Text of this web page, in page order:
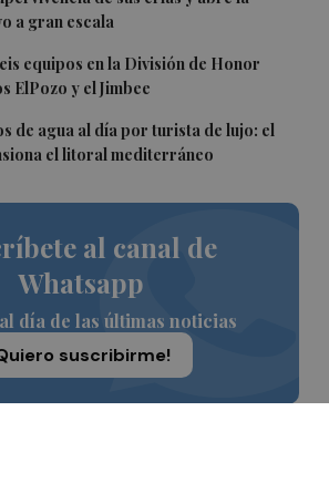
a gran escala
equipos en la División de Honor
ElPozo y el Jimbee
de agua al día por turista de lujo: el
el litoral mediterráneo
al canal de
Whatsapp
día de las últimas noticias
suscribirme!